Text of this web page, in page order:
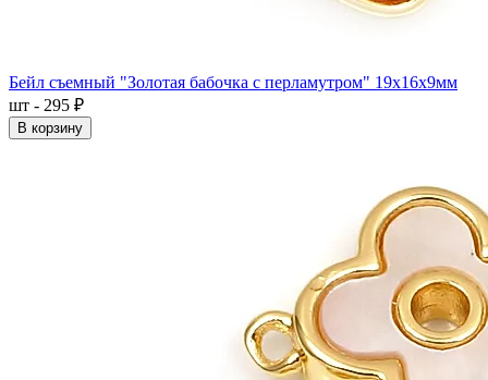
Бейл съемный "Золотая бабочка с перламутром" 19x16x9мм
шт - 295 ₽
В корзину